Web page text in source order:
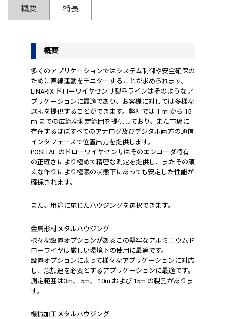
概要 特長
概要
多くのアプリケーションではシステム制御や安全確保の
ために直線運動をモニターすることが求められます。
LINARIX ドローワイヤセンサ製品ラインはそのようなア
プリケーションに最適であり、お客様に対しては多様な
選択を提供することができます。弊社では 1 ｍ から 15
ｍ までの広範な測定範囲を提供しており、また市場に
存在するほぼすべてのアナログ及びデジタル両方の通信
インタフェースで位置出力を提供します。
POSITAL のドローワイヤセンサはそのエンコーダ特有
の正確さにより極めて精密な測定を提供し、またその頑
丈な作りにより極限の状態下にあっても安定した性能が
確保されます。
また、用途に応じたハウジングを選択できます。
金属形材メタルハウジング
様々な設置オプションがあるこの堅牢なアルミニウムド
ローワイヤは厳しい環境下の使用に最適です。
設置オプションによって様々なアプリケーションに対応
し、急加速を必要とするアプリケーションに最適です。
測定範囲は3m、 5m、 10m および 15m の製品がありま
す。
機械加工メタルハウジング